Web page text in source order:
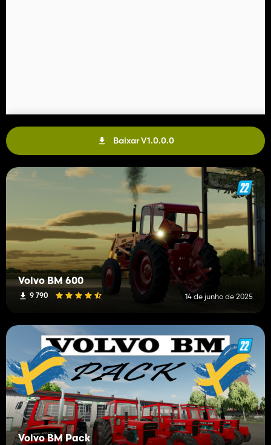
Baixar V1.0.0.0
Volvo BM 600
9 790 14 de junho de 2025
Volvo BM Pack